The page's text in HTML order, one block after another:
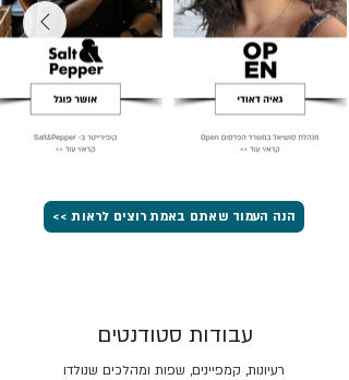
הנה העמוד שאתם באמת רוצים לראות >>
רעיונות, קמפיינים, שפות ומהלכים שנולדו
עבודות סטודנטים